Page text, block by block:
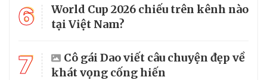
6
World Cup 2026 chiếu trên kênh nào
tại Việt Nam?
7
Cô gái Dao viết câu chuyện đẹp về
khát vọng cống hiến